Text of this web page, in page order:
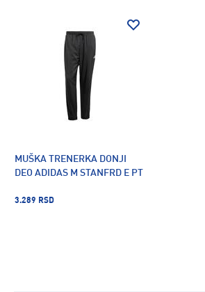
MUŠKA TRENERKA DONJI
DEO ADIDAS M STANFRD E PT
3.289 RSD